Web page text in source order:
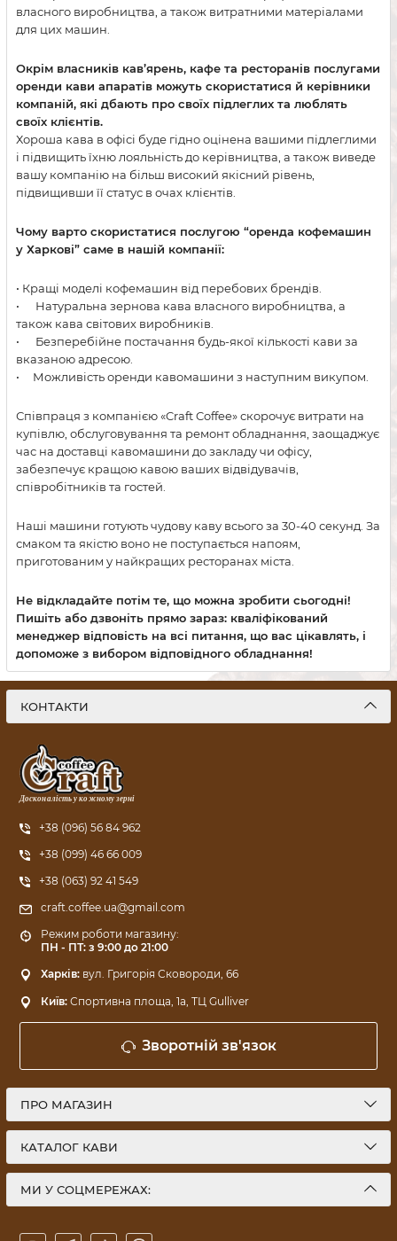
власного виробництва, а також витратними матеріалами
для цих машин.
Окрім власників кав’ярень, кафе та ресторанів послугами
оренди кави апаратів можуть скористатися й керівники
компаній, які дбають про своїх підлеглих та люблять
своїх клієнтів.
Хороша кава в офісі буде гідно оцінена вашими підлеглими
і підвищить їхню лояльність до керівництва, а також виведе
вашу компанію на більш високий якісний рівень,
підвищивши її статус в очах клієнтів.
Чому варто скористатися послугою “оренда кофемашин
у Харкові” саме в нашій компанії:
• Кращі моделі кофемашин від перебових брендів.
• Натуральна зернова кава власного виробництва, а
також кава світових виробників.
• Безперебійне постачання будь-якої кількості кави за
вказаною адресою.
• Можливість оренди кавомашини з наступним викупом.
Співпраця з компанією «Craft Coffee» скорочує витрати на
купівлю, обслуговування та ремонт обладнання, заощаджує
час на доставці кавомашини до закладу чи офісу,
забезпечує кращою кавою ваших відвідувачів,
співробітників та гостей.
Наші машини готують чудову каву всього за 30-40 секунд. За
смаком та якістю воно не поступається напоям,
приготованим у найкращих ресторанах міста.
Не відкладайте потім те, що можна зробити сьогодні!
Пишіть або дзвоніть прямо зараз: кваліфікований
менеджер відповість на всі питання, що вас цікавлять, і
допоможе з вибором відповідного обладнання!
КОНТАКТИ
Досконалість у кожному зерні
+38 (096) 56 84 962
+38 (099) 46 66 009
+38 (063) 92 41 549
craft.coffee.ua@gmail.com
Режим роботи магазину:
ПН - ПТ: з 9:00 до 21:00
Харків: вул. Григорія Сковороди, 66
Київ: Спортивна площа, 1a, ТЦ Gulliver
Зворотній зв'язок
ПРО МАГАЗИН
КАТАЛОГ КАВИ
МИ У СОЦМЕРЕЖАХ: